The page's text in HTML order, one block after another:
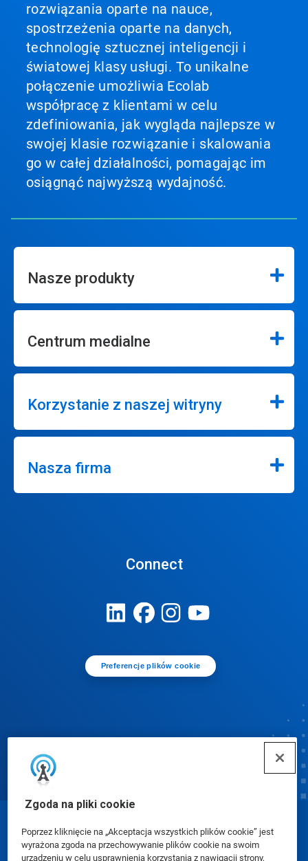
Zgoda na pliki cookie
Poprzez kliknięcie na „Akceptacja wszystkich plików cookie” jest
wyrażona zgoda na przechowywanie plików cookie na swoim
urządzeniu w celu usprawnienia korzystania z nawigacji strony,
slajdu.rozwiązania oparte na nauce,
spostrzeżenia oparte na danych,
technologię sztucznej inteligencji i
światowej klasy usługi. To unikalne
połączenie umożliwia Ecolab
współpracę z klientami w celu
zdefiniowania, jak wygląda najlepsze w
swojej klasie rozwiązanie i skalowania
go w całej działalności, pomagając im
osiągnąć najwyższą wydajność.
Nasze produkty
Centrum medialne
Korzystanie z naszej witryny
Nasza firma
Connect
Preferencje plików cookie
© Ecolab Inc. 2025